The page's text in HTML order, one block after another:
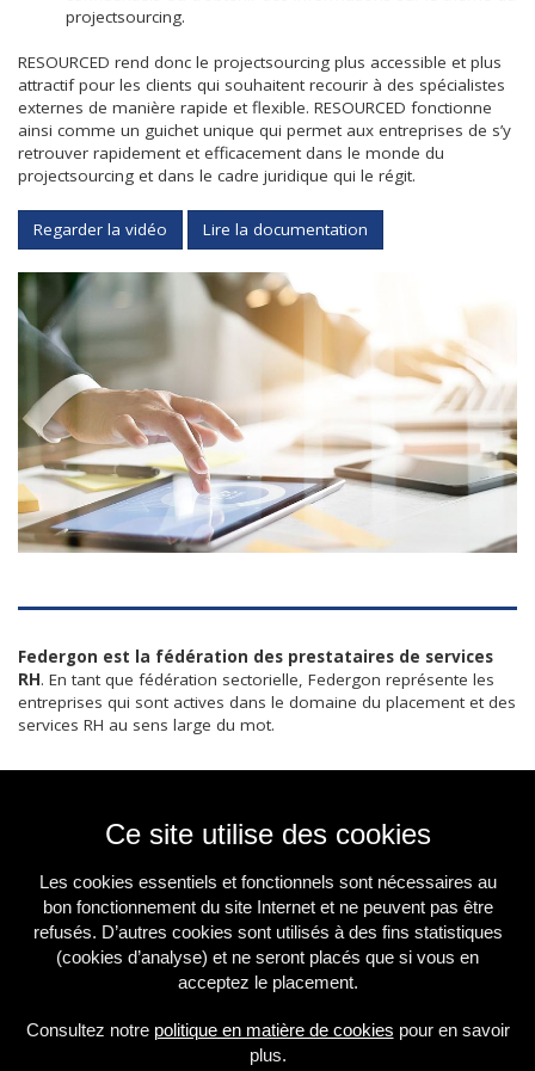
projectsourcing.
RESOURCED rend donc le projectsourcing plus accessible et plus
attractif pour les clients qui souhaitent recourir à des spécialistes
externes de manière rapide et flexible. RESOURCED fonctionne
ainsi comme un guichet unique qui permet aux entreprises de s’y
retrouver rapidement et efficacement dans le monde du
projectsourcing et dans le cadre juridique qui le régit.
Regarder la vidéo Lire la documentation
Federgon est la fédération des prestataires de services
RH. En tant que fédération sectorielle, Federgon représente les
entreprises qui sont actives dans le domaine du placement et des
services RH au sens large du mot.
Ce site utilise des cookies
Les cookies essentiels et fonctionnels sont nécessaires au
bon fonctionnement du site Internet et ne peuvent pas être
refusés. D’autres cookies sont utilisés à des fins statistiques
(cookies d’analyse) et ne seront placés que si vous en
acceptez le placement.
Consultez notre politique en matière de cookies pour en savoir
plus.